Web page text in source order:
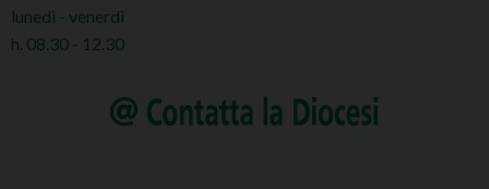
lunedì - venerdì
h. 08.30 - 12.30